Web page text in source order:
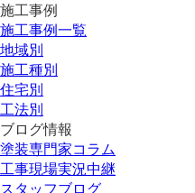
施工事例
施工事例一覧
地域別
施工種別
住宅別
工法別
ブログ情報
塗装専門家コラム
工事現場実況中継
スタッフブログ